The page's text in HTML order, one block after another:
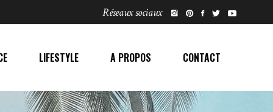
Réseaux sociaux
LIFESTYLE A PROPOS CONTACT